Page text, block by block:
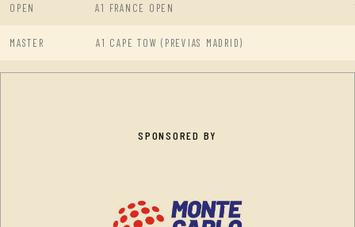
OPEN A1 FRANCE OPEN
MASTER A1 CAPE TOW (PREVIAS MADRID)
SPONSORED BY